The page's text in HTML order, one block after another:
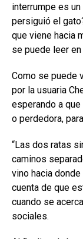
interrumpe es
persiguió el
que viene hacia
se puede leer
Como se puede
por la usuaria
esperando a
o perdedora,
“Las dos ratas
caminos
vino hacia
cuenta de que
cuando se
sociales.